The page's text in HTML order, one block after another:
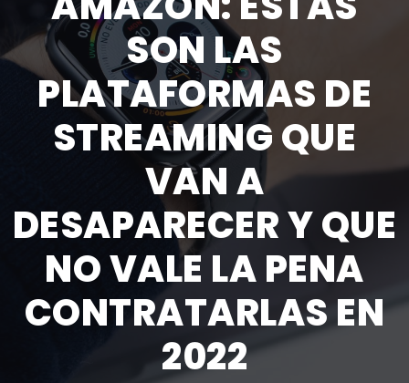
SON LAS
PLATAFORMAS DE
STREAMING QUE
VAN A
DESAPARECER Y QUE
NO VALE LA PENA
CONTRATARLAS EN
2022